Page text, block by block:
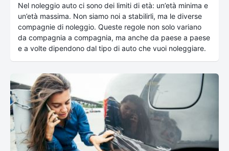
Nel noleggio auto ci sono dei limiti di età: un’età minima e
un’età massima. Non siamo noi a stabilirli, ma le diverse
compagnie di noleggio. Queste regole non solo variano
da compagnia a compagnia, ma anche da paese a paese
e a volte dipendono dal tipo di auto che vuoi noleggiare.